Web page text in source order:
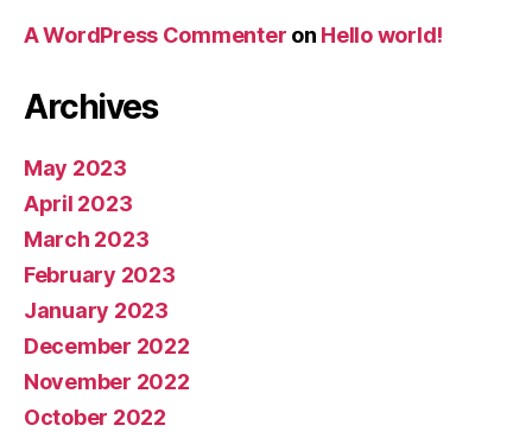
A WordPress Commenter on Hello world!
Archives
May 2023
April 2023
March 2023
February 2023
January 2023
December 2022
November 2022
October 2022